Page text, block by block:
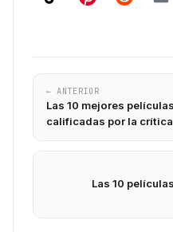
← ANTERIOR
Las 10 mejores
calificadas por la crítica
Las 10